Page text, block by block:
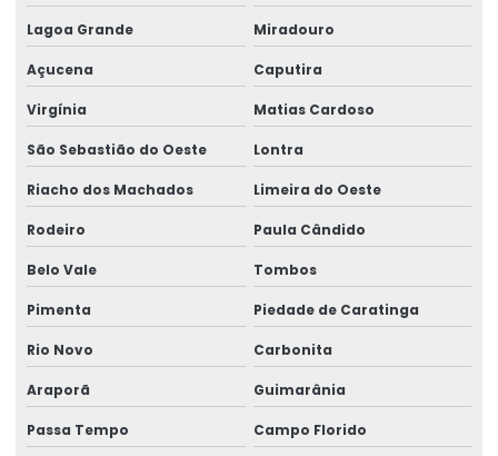
Lagoa Grande Miradouro
Açucena Caputira
Virgínia Matias Cardoso
São Sebastião do Oeste Lontra
Riacho dos Machados Limeira do Oeste
Rodeiro Paula Cândido
Belo Vale Tombos
Pimenta Piedade de Caratinga
Rio Novo Carbonita
Araporã Guimarânia
Passa Tempo Campo Florido